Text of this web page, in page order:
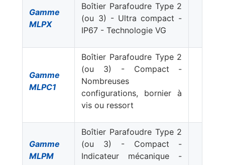
Gamme
MLPX
Boîtier Parafoudre Type 2
(ou 3) - Ultra compact -
IP67 - Technologie VG
Gamme
MLPC1
Boîtier Parafoudre Type 2
(ou 3) - Compact -
Nombreuses
configurations, bornier à
vis ou ressort
Gamme
MLPM
Boîtier Parafoudre Type 2
(ou 3) - Compact -
Indicateur mécanique -